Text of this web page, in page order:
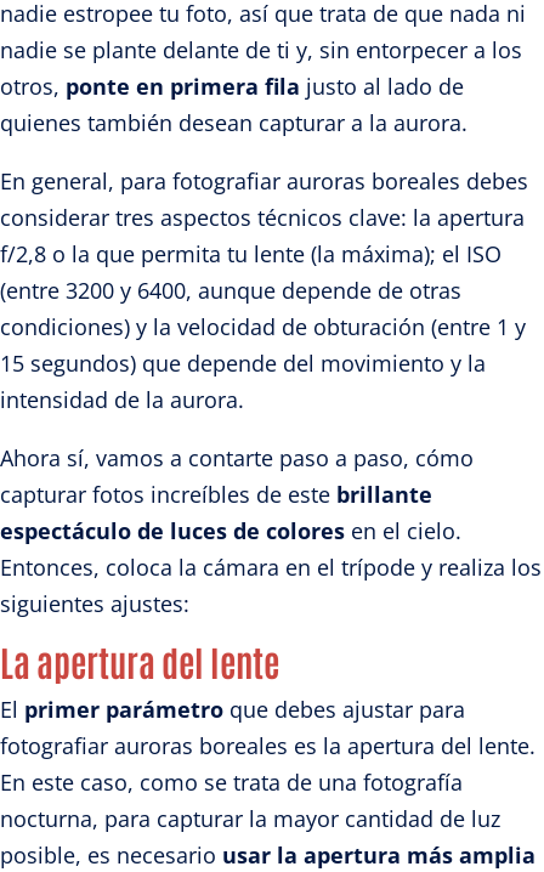
nadie estropee tu foto, así que trata de que nada ni
nadie se plante delante de ti y, sin entorpecer a los
otros, ponte en primera fila justo al lado de
quienes también desean capturar a la aurora.
En general, para fotografiar auroras boreales debes
considerar tres aspectos técnicos clave: la apertura
f/2,8 o la que permita tu lente (la máxima); el ISO
(entre 3200 y 6400, aunque depende de otras
condiciones) y la velocidad de obturación (entre 1 y
15 segundos) que depende del movimiento y la
intensidad de la aurora.
Ahora sí, vamos a contarte paso a paso, cómo
capturar fotos increíbles de este brillante
espectáculo de luces de colores en el cielo.
Entonces, coloca la cámara en el trípode y realiza los
siguientes ajustes:
La apertura del lente
El primer parámetro que debes ajustar para
fotografiar auroras boreales es la apertura del lente.
En este caso, como se trata de una fotografía
nocturna, para capturar la mayor cantidad de luz
posible, es necesario usar la apertura más amplia